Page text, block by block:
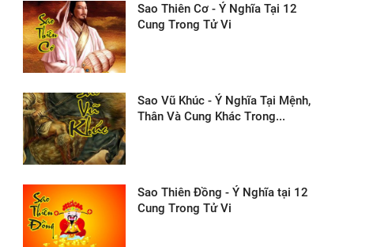
Sao Thiên Cơ - Ý Nghĩa Tại 12
Cung Trong Tử Vi
Sao Vũ Khúc - Ý Nghĩa Tại Mệnh,
Thân Và Cung Khác Trong...
Sao Thiên Đồng - Ý Nghĩa tại 12
Cung Trong Tử Vi